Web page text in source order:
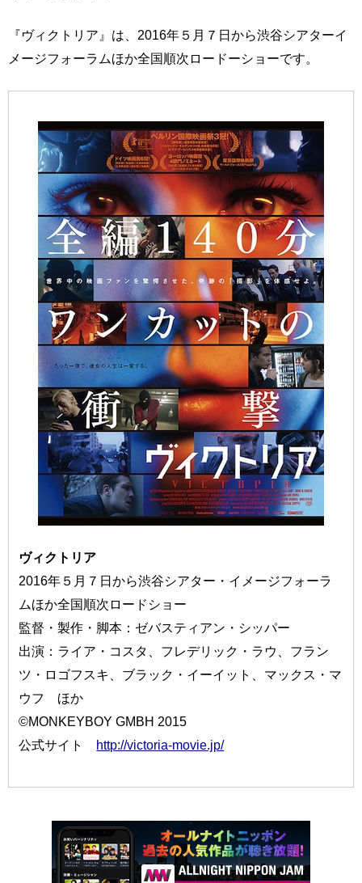
『ヴィクトリア』は、2016年５月７日から渋谷シアターイ
メージフォーラムほか全国順次ロードーショーです。
ヴィクトリア
2016年５月７日から渋谷シアター・イメージフォーラ
ムほか全国順次ロードショー
監督・製作・脚本：ゼバスティアン・シッパー
出演：ライア・コスタ、フレデリック・ラウ、フラン
ツ・ロゴフスキ、ブラック・イーイット、マックス・マ
ウフ ほか
©MONKEYBOY GMBH 2015
公式サイト http://victoria-movie.jp/